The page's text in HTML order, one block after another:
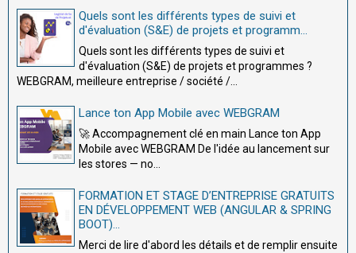
Quels sont les différents types de suivi et
d'évaluation (S&E) de projets et programm...
Quels sont les différents types de suivi et
d'évaluation (S&E) de projets et programmes ?
WEBGRAM, meilleure entreprise / société /...
Lance ton App Mobile avec WEBGRAM
🚀 Accompagnement clé en main Lance ton App
Mobile avec WEBGRAM De l'idée au lancement sur
les stores — no...
FORMATION ET STAGE D’ENTREPRISE GRATUITS
EN DÉVELOPPEMENT WEB (ANGULAR & SPRING
BOOT)...
Merci de lire d'abord les détails et de remplir ensuite